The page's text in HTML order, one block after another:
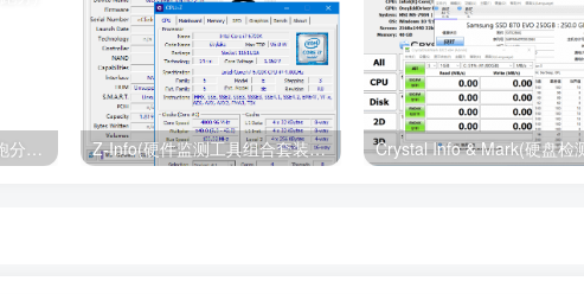
Z-Info(硬件监测工具组合套装) v1.0.45.43 多语便携版